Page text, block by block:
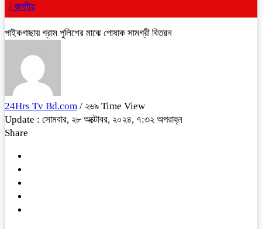
/ জাতীয়
পাইকগাছায় গ্রাম পুলিশের মাঝে পোষাক সামগ্রী বিতরন
24Hrs Tv Bd.com / ২৬৯ Time View
Update : সোমবার, ২৮ অক্টোবর, ২০২৪, ৭:৩২ অপরাহ্ন
Share